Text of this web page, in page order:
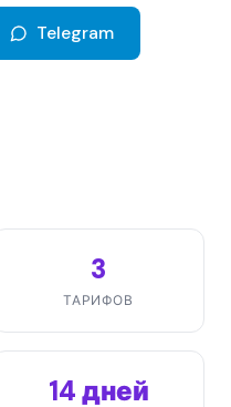
Telegram
3
ТАРИФОВ
14 дней